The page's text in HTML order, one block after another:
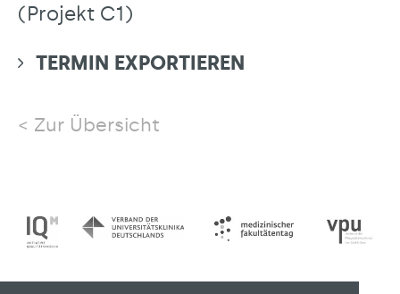
(Projekt C1)
TERMIN EXPORTIEREN
Zur Übersicht